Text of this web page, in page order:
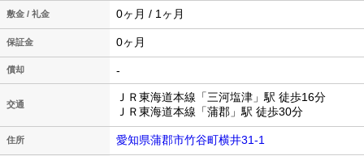
敷金 / 礼金 0ヶ月 / 1ヶ月
保証金 0ヶ月
償却 -
交通
ＪＲ東海道本線「三河塩津」駅 徒歩16分
ＪＲ東海道本線「蒲郡」駅 徒歩30分
住所 愛知県蒲郡市竹谷町横井31-1